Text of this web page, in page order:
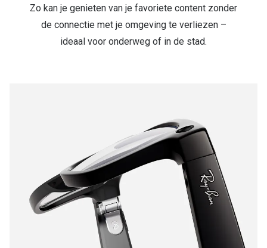
Zo kan je genieten van je favoriete content zonder
de connectie met je omgeving te verliezen –
ideaal voor onderweg of in de stad.